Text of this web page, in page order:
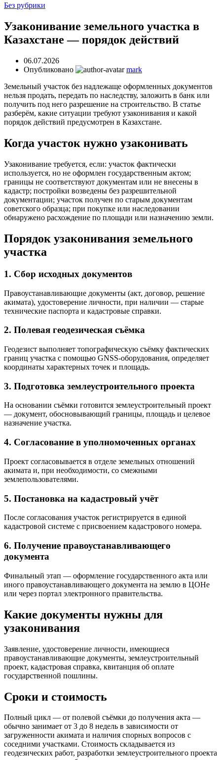
Без рубрики
Узаконивание земельного участка в
Казахстане — порядок действий
06.07.2026
Опубликовано
mark
Земельный участок без надлежаще оформленных документов
нельзя продать, передать по наследству, заложить в банк или
получить под него разрешение на строительство. В статье
разберём, какие ситуации требуют узаконивания и какой
порядок действий предусмотрен в Казахстане.
Когда участок нужно узаконивать
Узаконивание требуется, если: участок фактически
используется, но не оформлен государственным актом;
границы не соответствуют документам или не внесены в
кадастр; постройки возведены без разрешительной
документации; участок получен по старым документам
советского образца; при покупке или наследовании
обнаружено расхождение по площади или назначению земли.
Порядок узаконивания земельного
участка
1. Сбор исходных документов
Правоустанавливающие документы (акт, договор, решение
акимата), удостоверение личности, при наличии — старые
технические паспорта и кадастровые справки.
2. Полевая геодезическая съёмка
Геодезист выполняет топографическую съёмку фактических
границ участка с помощью GNSS-оборудования, определяет
координаты характерных точек и площадь.
3. Подготовка землеустроительного проекта
На основании съёмки готовится землеустроительный проект
— документ, обосновывающий границы, площадь и целевое
назначение участка.
4. Согласование в уполномоченных органах
Проект согласовывается в отделе земельных отношений
акимата и, при необходимости, со смежными
землепользователями.
5. Постановка на кадастровый учёт
После согласования участок регистрируется в единой
кадастровой системе с присвоением кадастрового номера.
6. Получение правоустанавливающего
документа
Финальный этап — оформление государственного акта или
иного правоустанавливающего документа на землю в ЦОНе
или через портал электронного правительства.
Какие документы нужны для
узаконивания
Заявление, удостоверение личности, имеющиеся
правоустанавливающие документы, землеустроительный
проект, кадастровая справка, квитанция об оплате
государственной пошлины.
Сроки и стоимость
Полный цикл — от полевой съёмки до получения акта —
обычно занимает от 3 до 8 недель в зависимости от
загруженности акимата и наличия спорных вопросов с
соседними участками. Стоимость складывается из
геодезических работ, разработки землеустроительного проекта